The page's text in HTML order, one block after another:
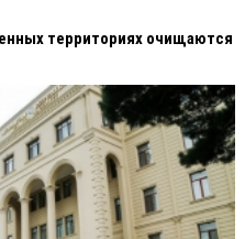
территориях очищаются